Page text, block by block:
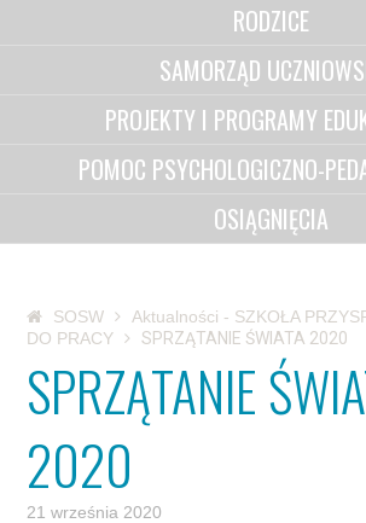
RODZICE
SAMORZĄD
PROJEKTY I PROGRAMY
POMOC PSYCHOLOGICZNO-
OSIĄGNIĘCIA
SOSW
Aktualności - SZKOŁA
DO PRACY
SPRZĄTANIE ŚWIATA 2020
SPRZĄTANIE
2020
21 września 2020